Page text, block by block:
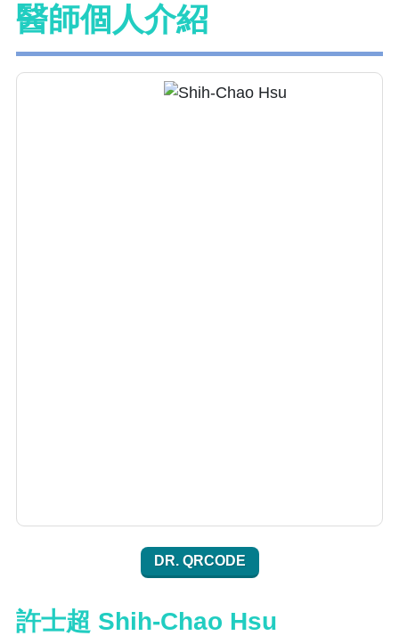
醫師個人介紹
DR. QRCODE
許士超 Shih-Chao Hsu